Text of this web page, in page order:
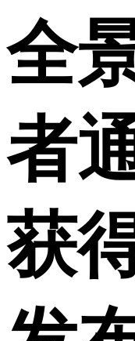
全
者
获